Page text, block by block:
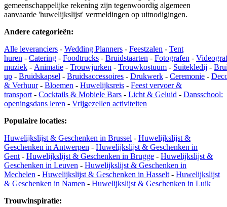
gemeenschappelijke rekening zijn tegenwoordig algemeen
aanvaarde 'huwelijkslijst' vermeldingen op uitnodigingen.
Andere categorieën:
Alle leveranciers - Wedding Planners - Feestzalen - Tent
huren - Catering - Foodtrucks - Bruidstaarten - Fotografen -
muziek - Animatie - Trouwjurken - Trouwkostuum - Suitekledij -
up - Bruidskapsel - Bruidsaccessoires - Drukwerk - Ceremonie -
& Verhuur- Bloemen - Huwelijksreis - Feest vervoer &
transport - Cocktails & Mobiele Bars - Licht & Geluid - Dansschool:
openingsdans leren - Vrijgezellen activiteiten
Populaire locaties:
Huwelijkslijst & Geschenken in Brussel - Huwelijkslijst &
Geschenken in Antwerpen - Huwelijkslijst & Geschenken in
Gent - Huwelijkslijst & Geschenken in Brugge - Huwelijkslijst &
Geschenken in Leuven - Huwelijkslijst & Geschenken in
Mechelen - Huwelijkslijst & Geschenken in Hasselt - Huwelijkslijst
& Geschenken in Namen - Huwelijkslijst & Geschenken in Luik
Trouwinspiratie: